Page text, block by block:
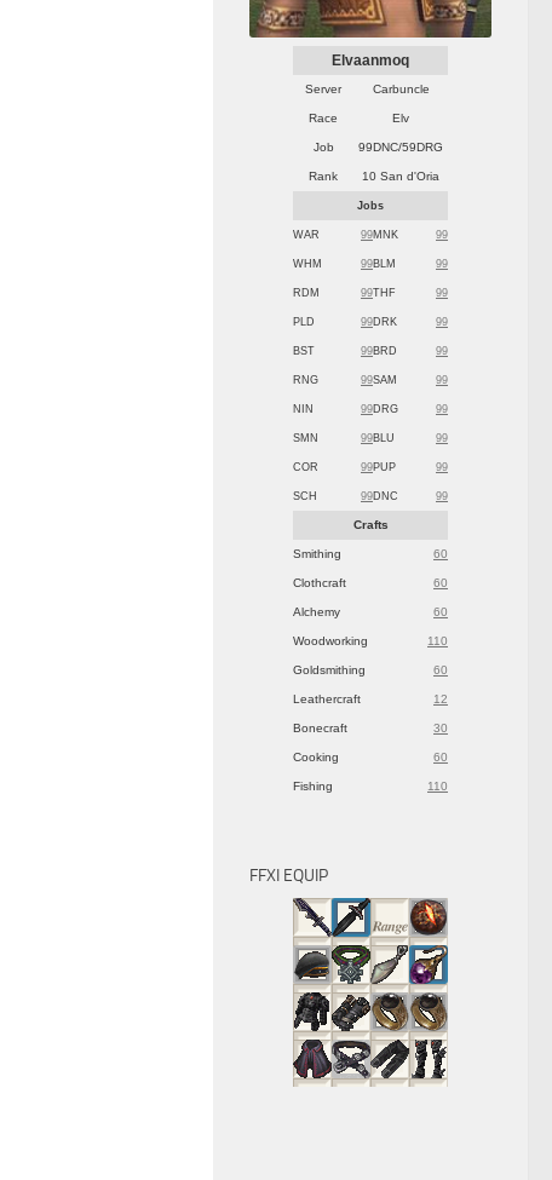
Elvaanmoq
Server Carbuncle
Race Elv
Job 99DNC/59DRG
Rank 10 San d'Oria
Jobs
WAR 99MNK 99
WHM 99BLM 99
RDM 99THF 99
PLD 99DRK 99
BST 99BRD 99
RNG 99SAM 99
NIN 99DRG 99
SMN 99BLU 99
COR 99PUP 99
SCH 99DNC 99
Crafts
Smithing 60
Clothcraft 60
Alchemy 60
Woodworking 110
Goldsmithing 60
Leathercraft 12
Bonecraft 30
Cooking 60
Fishing 110
FFXI EQUIP